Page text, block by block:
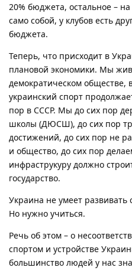
20% бюджета, остальное –
само собой, у клубов есть
бюджета.
Теперь, что присходит в
плановой экономики. Мы
демократическом
украинский спорт
пор в СССР. Мы до сих пор
школы (ДЮСШ), до сих пор
достижений, до сих пор не
и общество, до сих пор
инфраструкуру должно
государство.
Украина не умеет
Но нужно учиться.
Речь об этом – о
спортом и устройстве
большинство людей у нас